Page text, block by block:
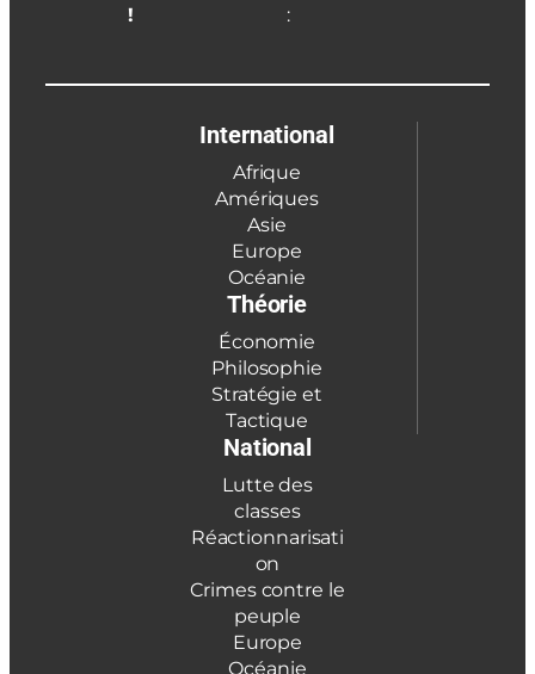
!
:
International
Afrique
Amériques
Asie
Europe
Océanie
Théorie
Économie
Philosophie
Stratégie et
Tactique
National
Lutte des
classes
Réactionnarisati
on
Crimes contre le
peuple
Europe
Océanie